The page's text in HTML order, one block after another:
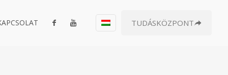
TUDÁSKÖZPONT